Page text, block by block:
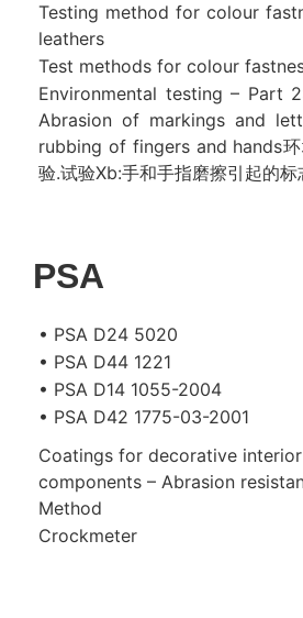
Testing method for colour
leathers
Test methods for colour
Environmental testing – Part
Abrasion of markings and
rubbing of fingers and hands
验.试验Xb:手和手指磨擦引起的标
PSA
• PSA D24 5020
• PSA D44 1221
• PSA D14 1055-2004
• PSA D42 1775-03-2001
Coatings for decorative
components – Abrasion
Method
Crockmeter